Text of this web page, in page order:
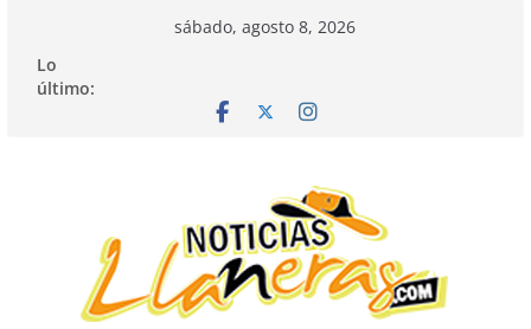
contenido
sábado, agosto 8, 2026
Lo
último: